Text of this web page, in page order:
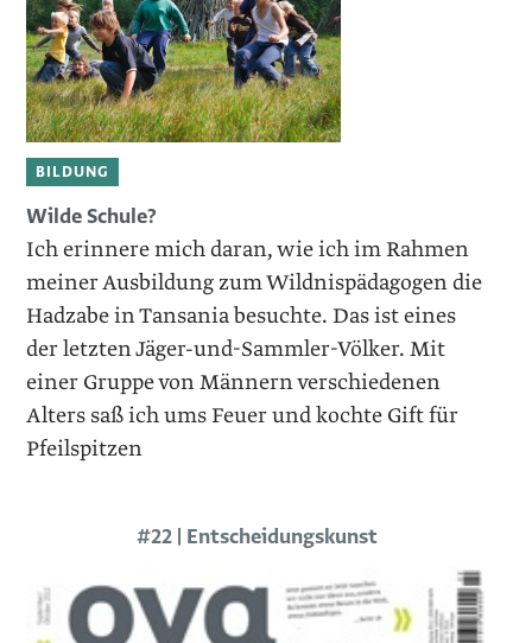
BILDUNG
Wilde Schule?
Ich erinnere mich daran, wie ich im Rahmen
meiner Ausbildung zum Wildnispädagogen die
Hadzabe in Tansania besuchte. Das ist eines
der letzten Jäger-und-Sammler-Völker. Mit
einer Gruppe von Männern verschiedenen
Alters saß ich ums Feuer und kochte Gift für
Pfeilspitzen
#22 | Entscheidungskunst